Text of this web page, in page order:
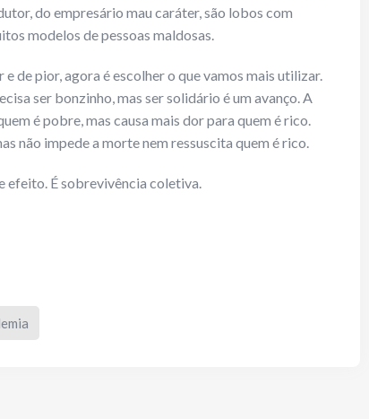
do empresário mau caráter, são lobos com
modelos de pessoas maldosas.
de pior, agora é escolher o que vamos mais utilizar.
ser bonzinho, mas ser solidário é um avanço. A
é pobre, mas causa mais dor para quem é rico.
não impede a morte nem ressuscita quem é rico.
efeito. É sobrevivência coletiva.